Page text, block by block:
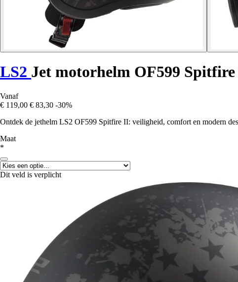
LS2 Jet motorhelm OF599
Vanaf
€ 119,00 € 83,30 -30%
Ontdek de jethelm LS2 OF599 Spitfire II: veiligheid, comfort en modern
Maat
*
Dit veld is verplicht